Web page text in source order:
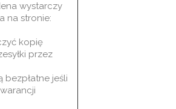
wystarczy
na stronie:
kopię
przez
bezpłatne jeśli